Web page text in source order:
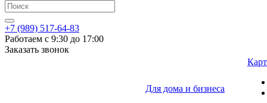
+7 (989) 517-64-83
Работаем с 9:30 до 17:00
Заказать звонок
Для дома и бизнеса